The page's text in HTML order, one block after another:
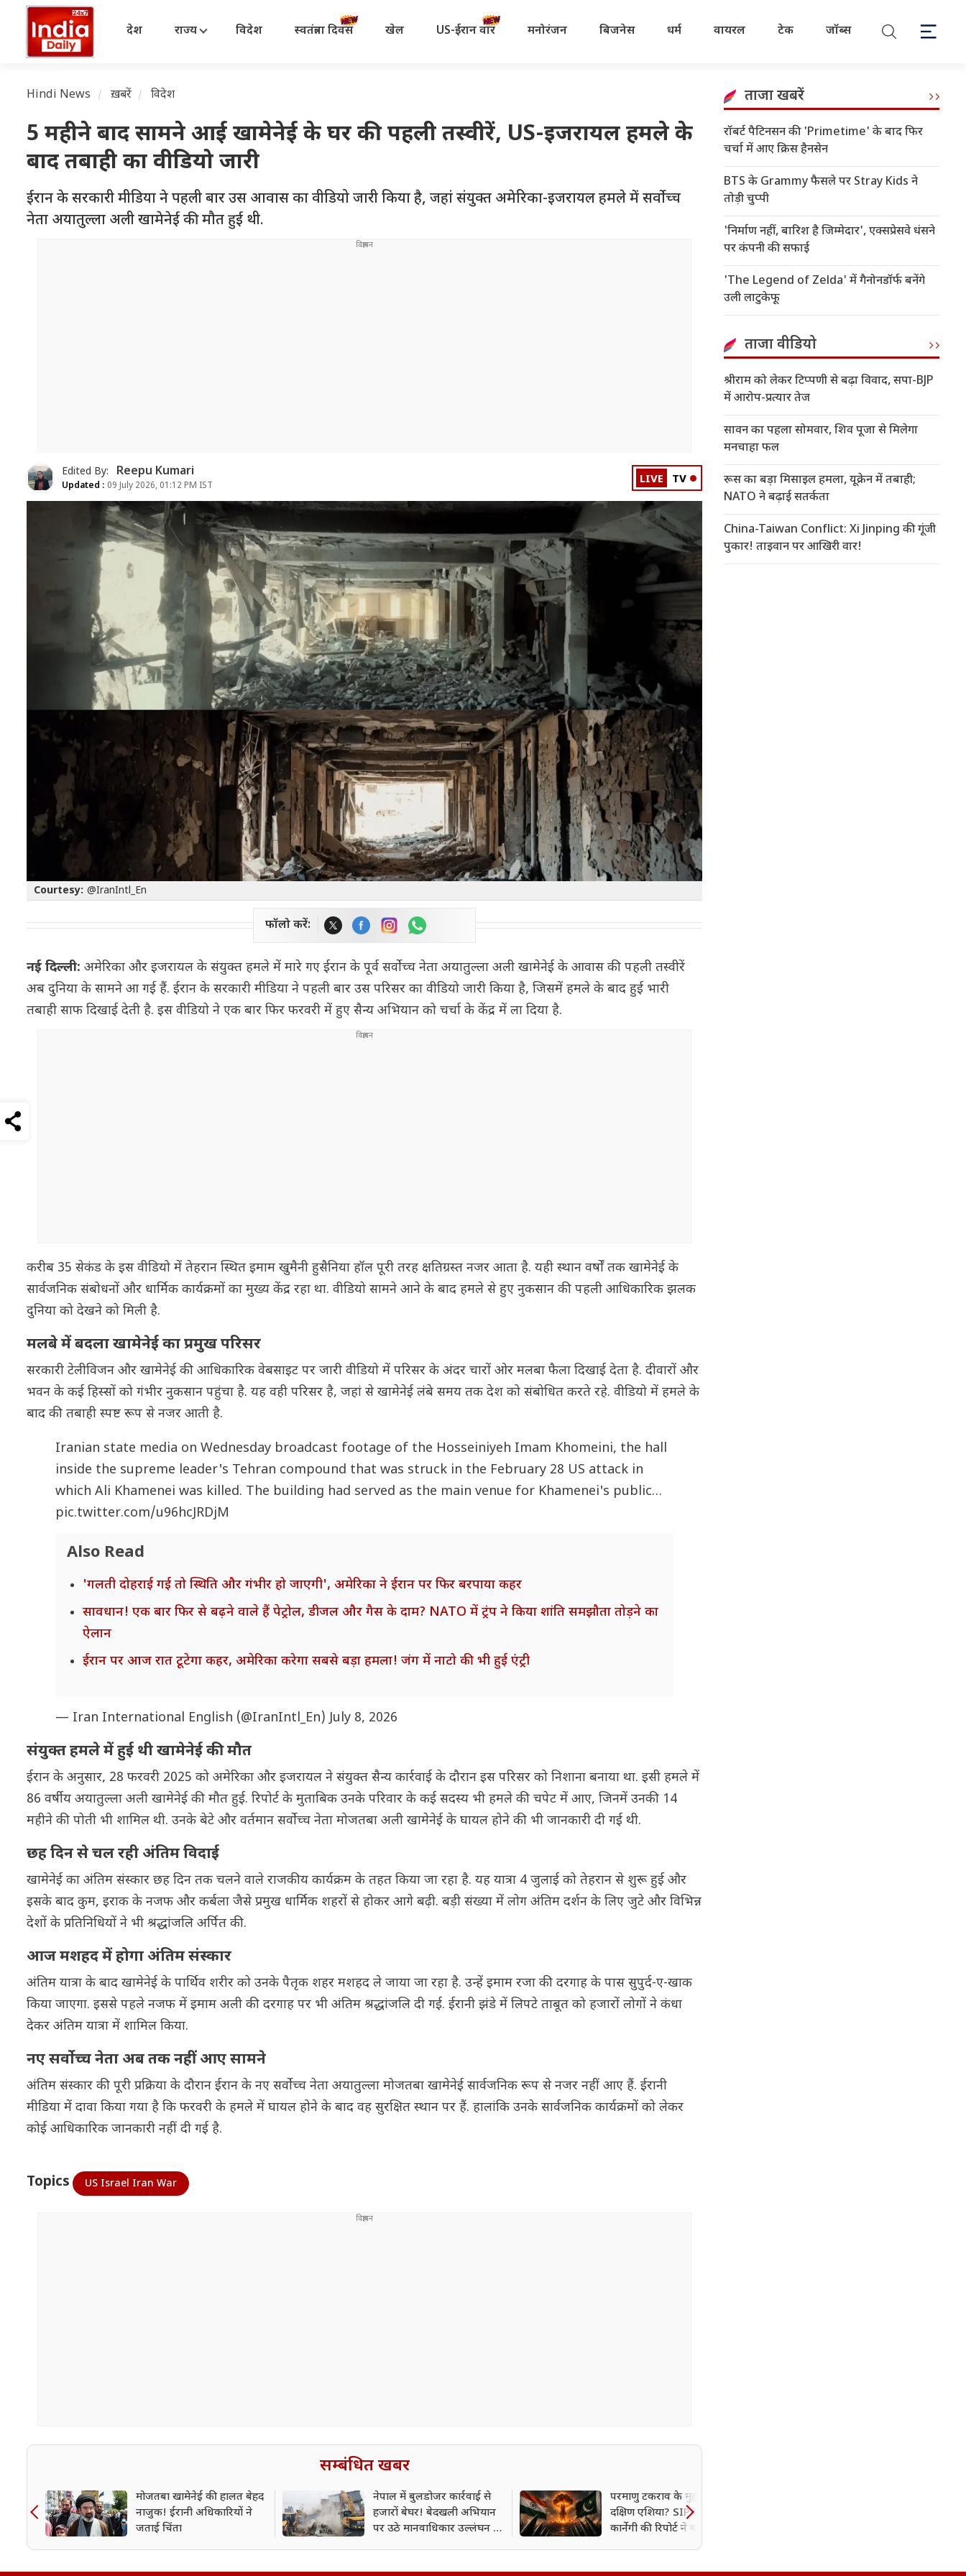
देश राज्य विदेश स्वतंत्रता दिवस खेल US-ईरान वॉर मनोरंजन बिजनेस धर्म वायरल टेक जॉब्स
Hindi News ख़बरें विदेश
5 महीने बाद सामने आई खामेनेई के घर की पहली तस्वीरें, US-इजरायल हमले के
बाद तबाही का वीडियो जारी
ईरान के सरकारी मीडिया ने पहली बार उस आवास का वीडियो जारी किया है, जहां संयुक्त अमेरिका-इजरायल हमले में सर्वोच्च
नेता अयातुल्ला अली खामेनेई की मौत हुई थी.
Edited By: Reepu Kumari
Updated : 09 July 2026, 01:12 PM IST LIVE TV
Courtesy: @IranIntl_En
फॉलो करें:
नई दिल्ली: अमेरिका और इजरायल के संयुक्त हमले में मारे गए ईरान के पूर्व सर्वोच्च नेता अयातुल्ला अली खामेनेई के आवास की पहली तस्वीरें
अब दुनिया के सामने आ गई हैं. ईरान के सरकारी मीडिया ने पहली बार उस परिसर का वीडियो जारी किया है, जिसमें हमले के बाद हुई भारी
तबाही साफ दिखाई देती है. इस वीडियो ने एक बार फिर फरवरी में हुए सैन्य अभियान को चर्चा के केंद्र में ला दिया है.
करीब 35 सेकंड के इस वीडियो में तेहरान स्थित इमाम खुमैनी हुसैनिया हॉल पूरी तरह क्षतिग्रस्त नजर आता है. यही स्थान वर्षों तक खामेनेई के
सार्वजनिक संबोधनों और धार्मिक कार्यक्रमों का मुख्य केंद्र रहा था. वीडियो सामने आने के बाद हमले से हुए नुकसान की पहली आधिकारिक झलक
दुनिया को देखने को मिली है.
मलबे में बदला खामेनेई का प्रमुख परिसर
सरकारी टेलीविजन और खामेनेई की आधिकारिक वेबसाइट पर जारी वीडियो में परिसर के अंदर चारों ओर मलबा फैला दिखाई देता है. दीवारों और
भवन के कई हिस्सों को गंभीर नुकसान पहुंचा है. यह वही परिसर है, जहां से खामेनेई लंबे समय तक देश को संबोधित करते रहे. वीडियो में हमले के
बाद की तबाही स्पष्ट रूप से नजर आती है.
Iranian state media on Wednesday broadcast footage of the Hosseiniyeh Imam Khomeini, the hall
inside the supreme leader's Tehran compound that was struck in the February 28 US attack in
which Ali Khamenei was killed. The building had served as the main venue for Khamenei's public…
pic.twitter.com/u96hcJRDjM
Also Read
'गलती दोहराई गई तो स्थिति और गंभीर हो जाएगी', अमेरिका ने ईरान पर फिर बरपाया कहर
सावधान! एक बार फिर से बढ़ने वाले हैं पेट्रोल, डीजल और गैस के दाम? NATO में ट्रंप ने किया शांति समझौता तोड़ने का
ऐलान
ईरान पर आज रात टूटेगा कहर, अमेरिका करेगा सबसे बड़ा हमला! जंग में नाटो की भी हुई एंट्री
— Iran International English (@IranIntl_En)July 8, 2026
संयुक्त हमले में हुई थी खामेनेई की मौत
ईरान के अनुसार, 28 फरवरी 2025 को अमेरिका और इजरायल ने संयुक्त सैन्य कार्रवाई के दौरान इस परिसर को निशाना बनाया था. इसी हमले में
86 वर्षीय अयातुल्ला अली खामेनेई की मौत हुई. रिपोर्ट के मुताबिक उनके परिवार के कई सदस्य भी हमले की चपेट में आए, जिनमें उनकी 14
महीने की पोती भी शामिल थी. उनके बेटे और वर्तमान सर्वोच्च नेता मोजतबा अली खामेनेई के घायल होने की भी जानकारी दी गई थी.
छह दिन से चल रही अंतिम विदाई
खामेनेई का अंतिम संस्कार छह दिन तक चलने वाले राजकीय कार्यक्रम के तहत किया जा रहा है. यह यात्रा 4 जुलाई को तेहरान से शुरू हुई और
इसके बाद कुम, इराक के नजफ और कर्बला जैसे प्रमुख धार्मिक शहरों से होकर आगे बढ़ी. बड़ी संख्या में लोग अंतिम दर्शन के लिए जुटे और विभिन्न
देशों के प्रतिनिधियों ने भी श्रद्धांजलि अर्पित की.
आज मशहद में होगा अंतिम संस्कार
अंतिम यात्रा के बाद खामेनेई के पार्थिव शरीर को उनके पैतृक शहर मशहद ले जाया जा रहा है. उन्हें इमाम रजा की दरगाह के पास सुपुर्द-ए-खाक
किया जाएगा. इससे पहले नजफ में इमाम अली की दरगाह पर भी अंतिम श्रद्धांजलि दी गई. ईरानी झंडे में लिपटे ताबूत को हजारों लोगों ने कंधा
देकर अंतिम यात्रा में शामिल किया.
नए सर्वोच्च नेता अब तक नहीं आए सामने
अंतिम संस्कार की पूरी प्रक्रिया के दौरान ईरान के नए सर्वोच्च नेता अयातुल्ला मोजतबा खामेनेई सार्वजनिक रूप से नजर नहीं आए हैं. ईरानी
मीडिया में दावा किया गया है कि फरवरी के हमले में घायल होने के बाद वह सुरक्षित स्थान पर हैं. हालांकि उनके सार्वजनिक कार्यक्रमों को लेकर
कोई आधिकारिक जानकारी नहीं दी गई है.
Topics US Israel Iran War
सम्बंधित खबर
मोजतबा खामेनेई की हालत बेहद
नाजुक! ईरानी अधिकारियों ने
जताई चिंता
नेपाल में बुलडोजर कार्रवाई से
हजारों बेघर! बेदखली अभियान
पर उठे मानवाधिकार उल्लंघन के
परमाणु टकराव के मुहाने पर
दक्षिण एशिया? SIPRI और
कार्नेगी की रिपोर्ट ने बढ़ाई चिंता
ताजा खबरें
रॉबर्ट पैटिनसन की 'Primetime' के बाद फिर
चर्चा में आए क्रिस हैनसेन
BTS के Grammy फैसले पर Stray Kids ने
तोड़ी चुप्पी
'निर्माण नहीं, बारिश है जिम्मेदार', एक्सप्रेसवे धंसने
पर कंपनी की सफाई
'The Legend of Zelda' में गैनोनडॉर्फ बनेंगे
उली लाटुकेफू
ताजा वीडियो
श्रीराम को लेकर टिप्पणी से बढ़ा विवाद, सपा-BJP
में आरोप-प्रत्यार तेज
सावन का पहला सोमवार, शिव पूजा से मिलेगा
मनचाहा फल
रूस का बड़ा मिसाइल हमला, यूक्रेन में तबाही;
NATO ने बढ़ाई सतर्कता
China-Taiwan Conflict: Xi Jinping की गूंजी
पुकार! ताइवान पर आखिरी वार!